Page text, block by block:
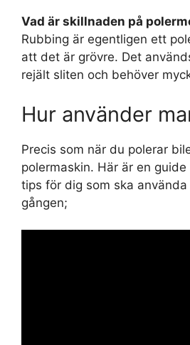
Vad är skillnaden på
Rubbing är egentligen ett
att det är grövre. Det
rejält sliten och behöver
Hur använder
Precis som när du polerar
polermaskin. Här är en
tips för dig som ska
gången;